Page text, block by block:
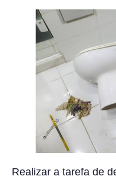
Realizar a tarefa de